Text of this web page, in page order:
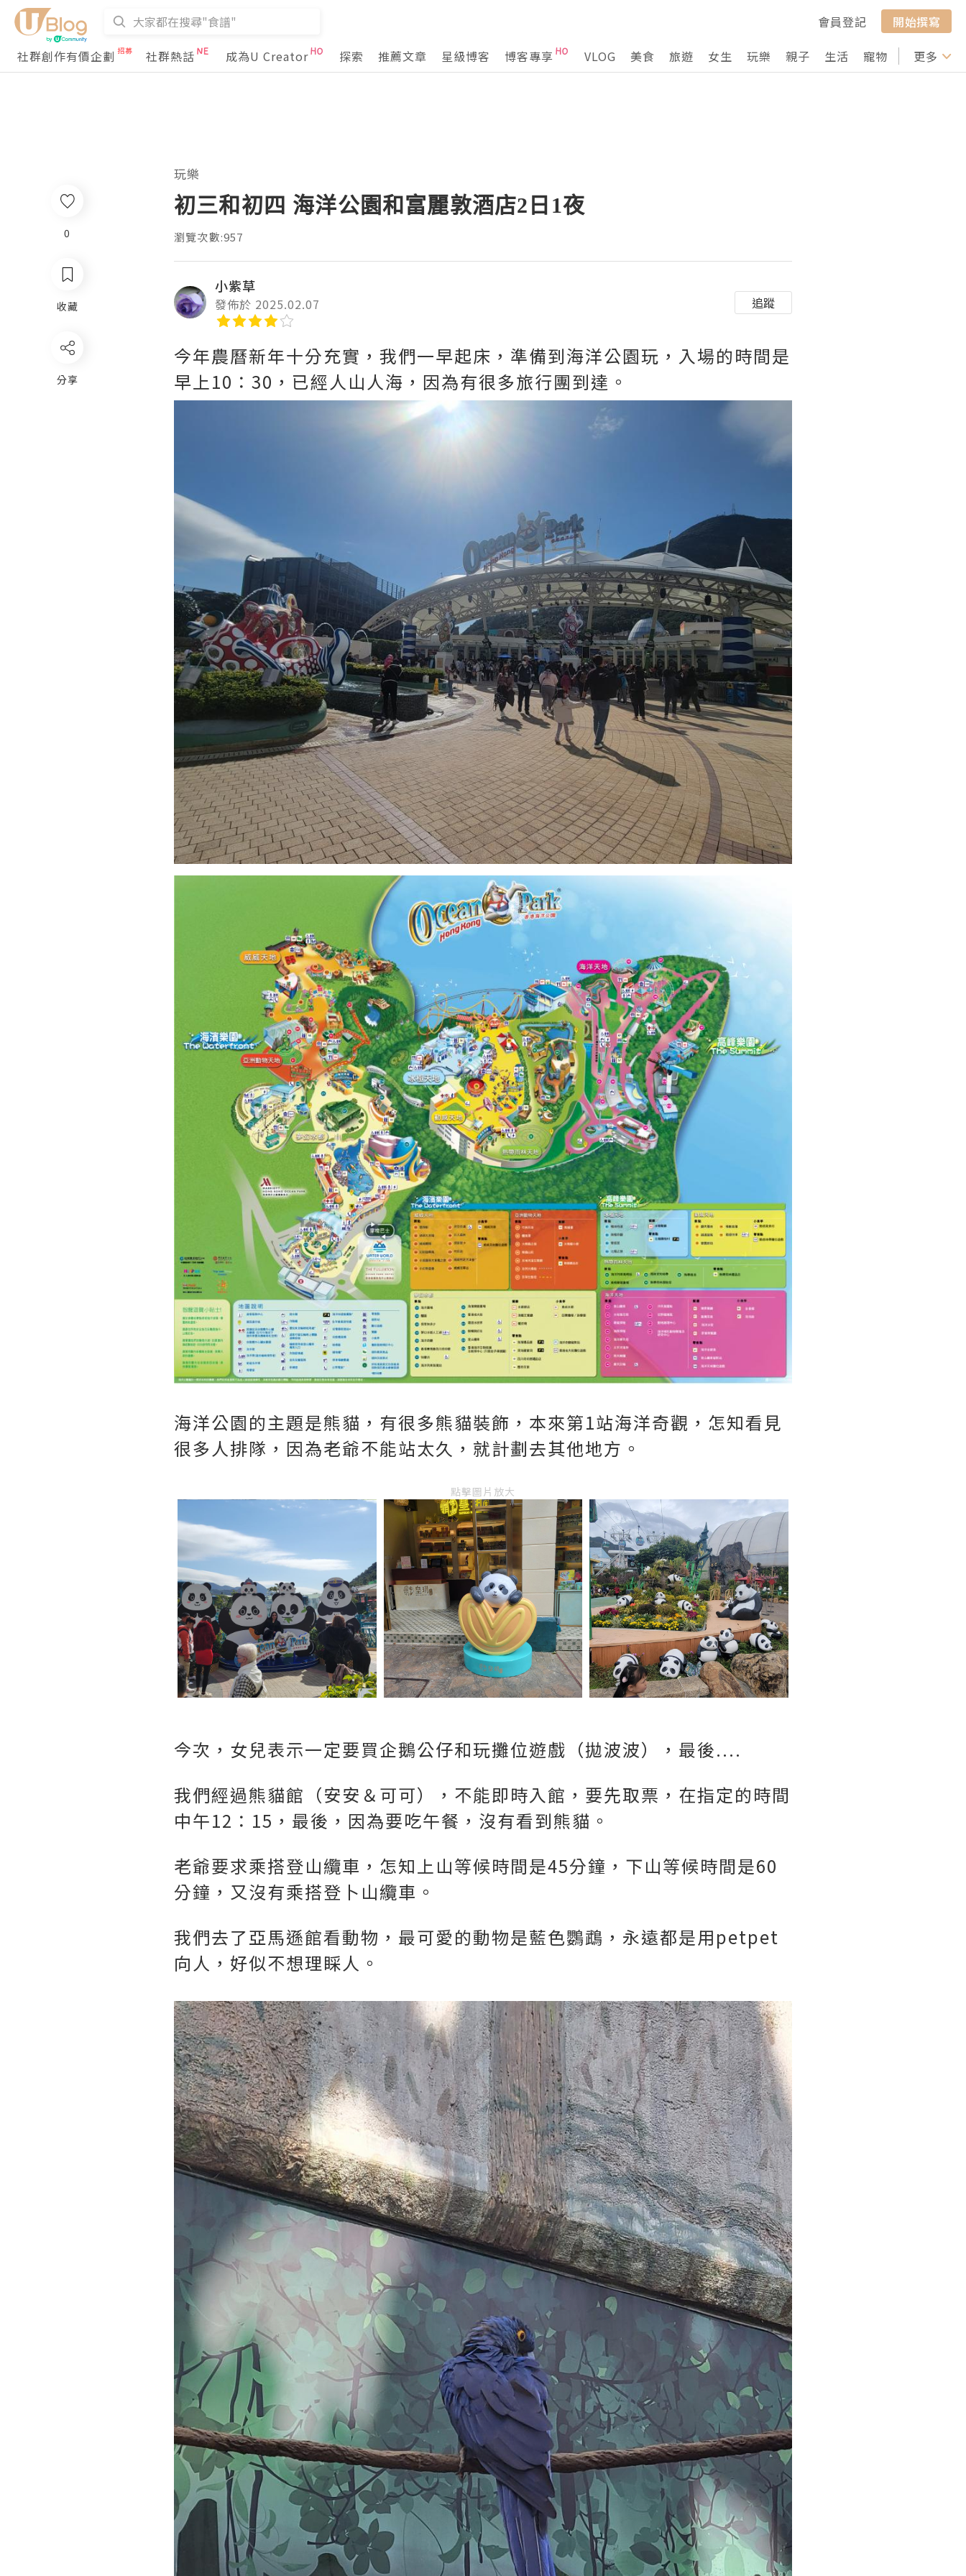
會員登記
開始撰寫
社群創作有價企劃
社群熱話 成為U Creator 探索 推薦文章 星級博客 博客專享 VLOG 美食 旅遊 女生 玩樂 親子 生活 寵物 行山 打卡
更多
0
收藏
分享
玩樂
初三和初四 海洋公園和富麗敦酒店2日1夜
瀏覽次數:957
小紫草
發佈於 2025.02.07 追蹤
今年農曆新年十分充實，我們一早起床，準備到海洋公園玩，入場的時間是
早上10：30，已經人山人海，因為有很多旅行團到達。
海洋公園的主題是熊貓，有很多熊貓裝飾，本來第1站海洋奇觀，怎知看見
很多人排隊，因為老爺不能站太久，就計劃去其他地方。
點擊圖片放大
今次，女兒表示一定要買企鵝公仔和玩攤位遊戲（拋波波），最後....
我們經過熊貓館（安安＆可可），不能即時入館，要先取票，在指定的時間
中午12：15，最後，因為要吃午餐，沒有看到熊貓。
老爺要求乘搭登山纜車，怎知上山等候時間是45分鐘，下山等候時間是60
分鐘，又沒有乘搭登卜山纜車。
我們去了亞馬遜館看動物，最可愛的動物是藍色鸚鵡，永遠都是用petpet
向人，好似不想理睬人。